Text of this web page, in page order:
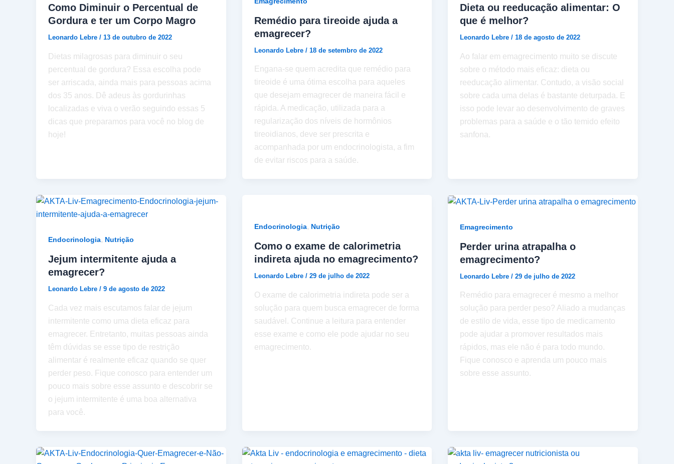
Como Diminuir o Percentual de
Gordura e ter um Corpo Magro
Leonardo Lebre / 13 de outubro de 2022
Dietas milagrosas para diminuir o seu
percentual de gordura? Essa escolha pode
ser arriscada, ainda mais para pessoas acima
dos 35 anos. Dê adeus às gordurinhas
localizadas e viva o verão seguindo essas 5
dicas que preparamos para você no blog de
hoje!
Remédio para tireoide ajuda a
emagrecer?
Leonardo Lebre / 18 de setembro de 2022
Engana-se quem acredita que remédio para
tireoide é uma ótima escolha para aqueles
que desejam emagrecer de maneira fácil e
rápida. A medicação, utilizada para a
regularização dos níveis de hormônios
tireoidianos, deve ser prescrita e
acompanhada por um endocrinologista, a fim
de evitar riscos para a saúde.
Dieta ou reeducação alimentar: O
que é melhor?
Leonardo Lebre/18 de agosto de 2022
Ao falar em emagrecimento muito se discute
sobre o método mais eficaz: dieta ou
reeducação alimentar. Contudo, a visão social
sobre cada uma delas é bastante deturpada. E
isso pode levar ao desenvolvimento de graves
problemas para a saúde e o tão temido efeito
sanfona.
Endocrinologia, Nutrição
Jejum intermitente ajuda a
emagrecer?
Leonardo Lebre / 9 de agosto de 2022
Cada vez mais escutamos falar de jejum
intermitente como uma dieta eficaz para
emagrecer. Entretanto, muitas pessoas ainda
têm dúvidas se esse tipo de restrição
alimentar é realmente eficaz quando se quer
perder peso. Fique conosco para entender um
pouco mais sobre esse assunto e descobrir se
o jejum intermitente é uma boa alternativa
para você.
Endocrinologia, Nutrição
Como o exame de calorimetria
indireta ajuda no emagrecimento?
Leonardo Lebre / 29 de julho de 2022
O exame de calorimetria indireta pode ser a
solução para quem busca emagrecer de forma
saudável. Continue a leitura para entender
esse exame e como ele pode ajudar no seu
emagrecimento.
Emagrecimento
Perder urina atrapalha o
emagrecimento?
Leonardo Lebre/29 de julho de 2022
Remédio para emagrecer é mesmo a melhor
solução para perder peso? Aliado a mudanças
de estilo de vida, esse tipo de medicamento
pode ajudar a promover resultados mais
rápidos, mas ele não é para todo mundo.
Fique conosco e aprenda um pouco mais
sobre esse assunto.